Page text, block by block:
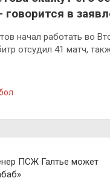
в
начал работать во
отсудил 41 матч,
ПСЖ Галтье может